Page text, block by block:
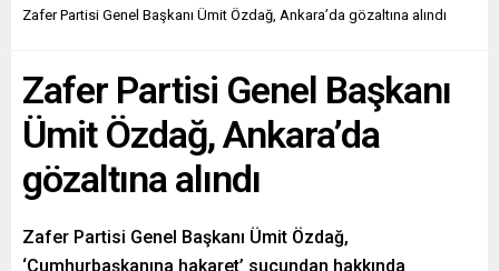
Zafer Partisi Genel Başkanı Ümit Özdağ, Ankara’da gözaltına alındı
Zafer Partisi Genel Başkanı
Ümit Özdağ, Ankara’da
gözaltına alındı
Zafer Partisi Genel Başkanı Ümit Özdağ,
‘Cumhurbaşkanına hakaret’ suçundan hakkında